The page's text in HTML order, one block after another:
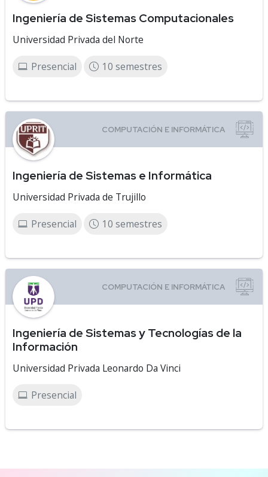
Ingeniería de Sistemas Computacionales
Universidad Privada del Norte
Presencial 10 semestres
Ingeniería de Sistemas e Informática
Universidad Privada de Trujillo
Presencial 10 semestres
Ingeniería de Sistemas y Tecnologías de la
Información
Universidad Privada Leonardo Da Vinci
Presencial